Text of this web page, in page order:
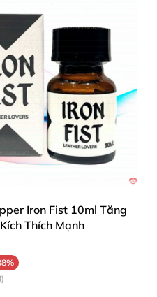
Iron Fist 10ml Tăng
Thích Mạnh